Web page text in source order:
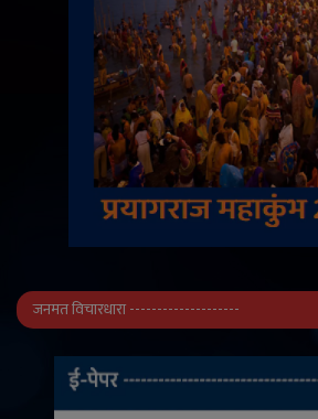
जनमत विचारधारा --------------------